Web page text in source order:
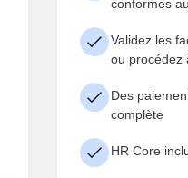
conformes
Validez les
ou procédez
Des
complète
HR Core